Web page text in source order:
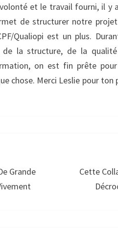
et le travail fourni, il y
de structurer notre
Qualiopi est un plus.
de la structure, de la
on est fin prête
chose. Merci Leslie pour
Grande
Cette